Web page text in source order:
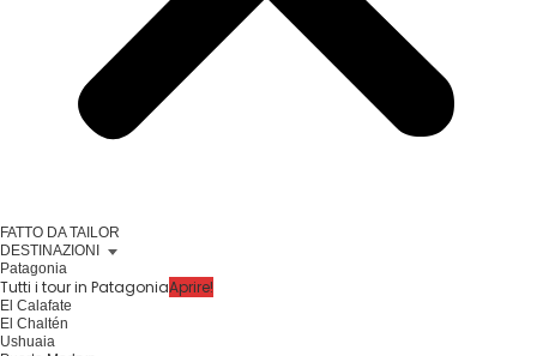
FATTO DA TAILOR
DESTINAZIONI
Patagonia
Tutti i tour in PatagoniaAprire!
El Calafate
El Chaltén
Ushuaia